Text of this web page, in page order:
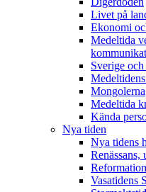
Livet på
Ekonomi
Medeltida
Sverige
Mongolerna
Medeltida
Kända
Nya tiden
Nya tidens
Renässans,
Vasatidens